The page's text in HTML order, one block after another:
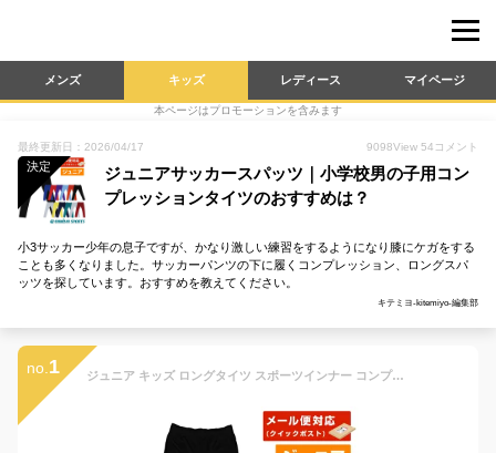
メンズ キッズ レディース マイページ
本ページはプロモーションを含みます
最終更新日：2026/04/17 9098View 54 コメント
決定
ジュニアサッカースパッツ｜小学校男の子用コン
プレッションタイツのおすすめは？
小3サッカー少年の息子ですが、かなり激しい練習をするようになり膝にケガをする
ことも多くなりました。サッカーパンツの下に履くコンプレッション、ロングスパ
ッツを探しています。おすすめを教えてください。
キテミヨ-kitemiyo-編集部
no. 1 ジュニア キッズ ロングタイツ スポーツインナー コンプレッションウェア ランニング 陸上 サッカー フットサル テニス 防寒 ロングスパッツ ECJ-02 (12色)アールズコート